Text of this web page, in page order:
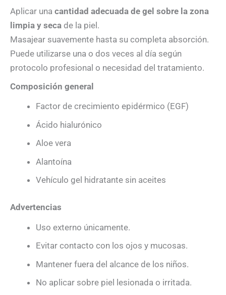
Aplicar una cantidad adecuada de gel sobre la zona
limpia y seca de la piel.
Masajear suavemente hasta su completa absorción.
Puede utilizarse una o dos veces al día según
protocolo profesional o necesidad del tratamiento.
Composición general
Factor de crecimiento epidérmico (EGF)
Ácido hialurónico
Aloe vera
Alantoína
Vehículo gel hidratante sin aceites
Advertencias
Uso externo únicamente.
Evitar contacto con los ojos y mucosas.
Mantener fuera del alcance de los niños.
No aplicar sobre piel lesionada o irritada.